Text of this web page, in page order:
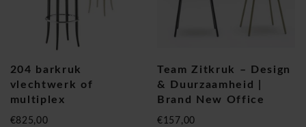
204 barkruk
vlechtwerk of
multiplex
€825,00
Team Zitkruk – Design
& Duurzaamheid |
Brand New Office
€157,00